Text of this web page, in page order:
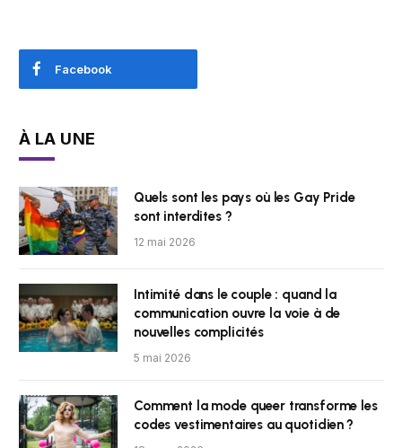
Facebook
À LA UNE
Quels sont les pays où les Gay Pride
sont interdites ?
12 mai 2026
Intimité dans le couple : quand la
communication ouvre la voie à de
nouvelles complicités
5 mai 2026
Comment la mode queer transforme les
codes vestimentaires au quotidien ?